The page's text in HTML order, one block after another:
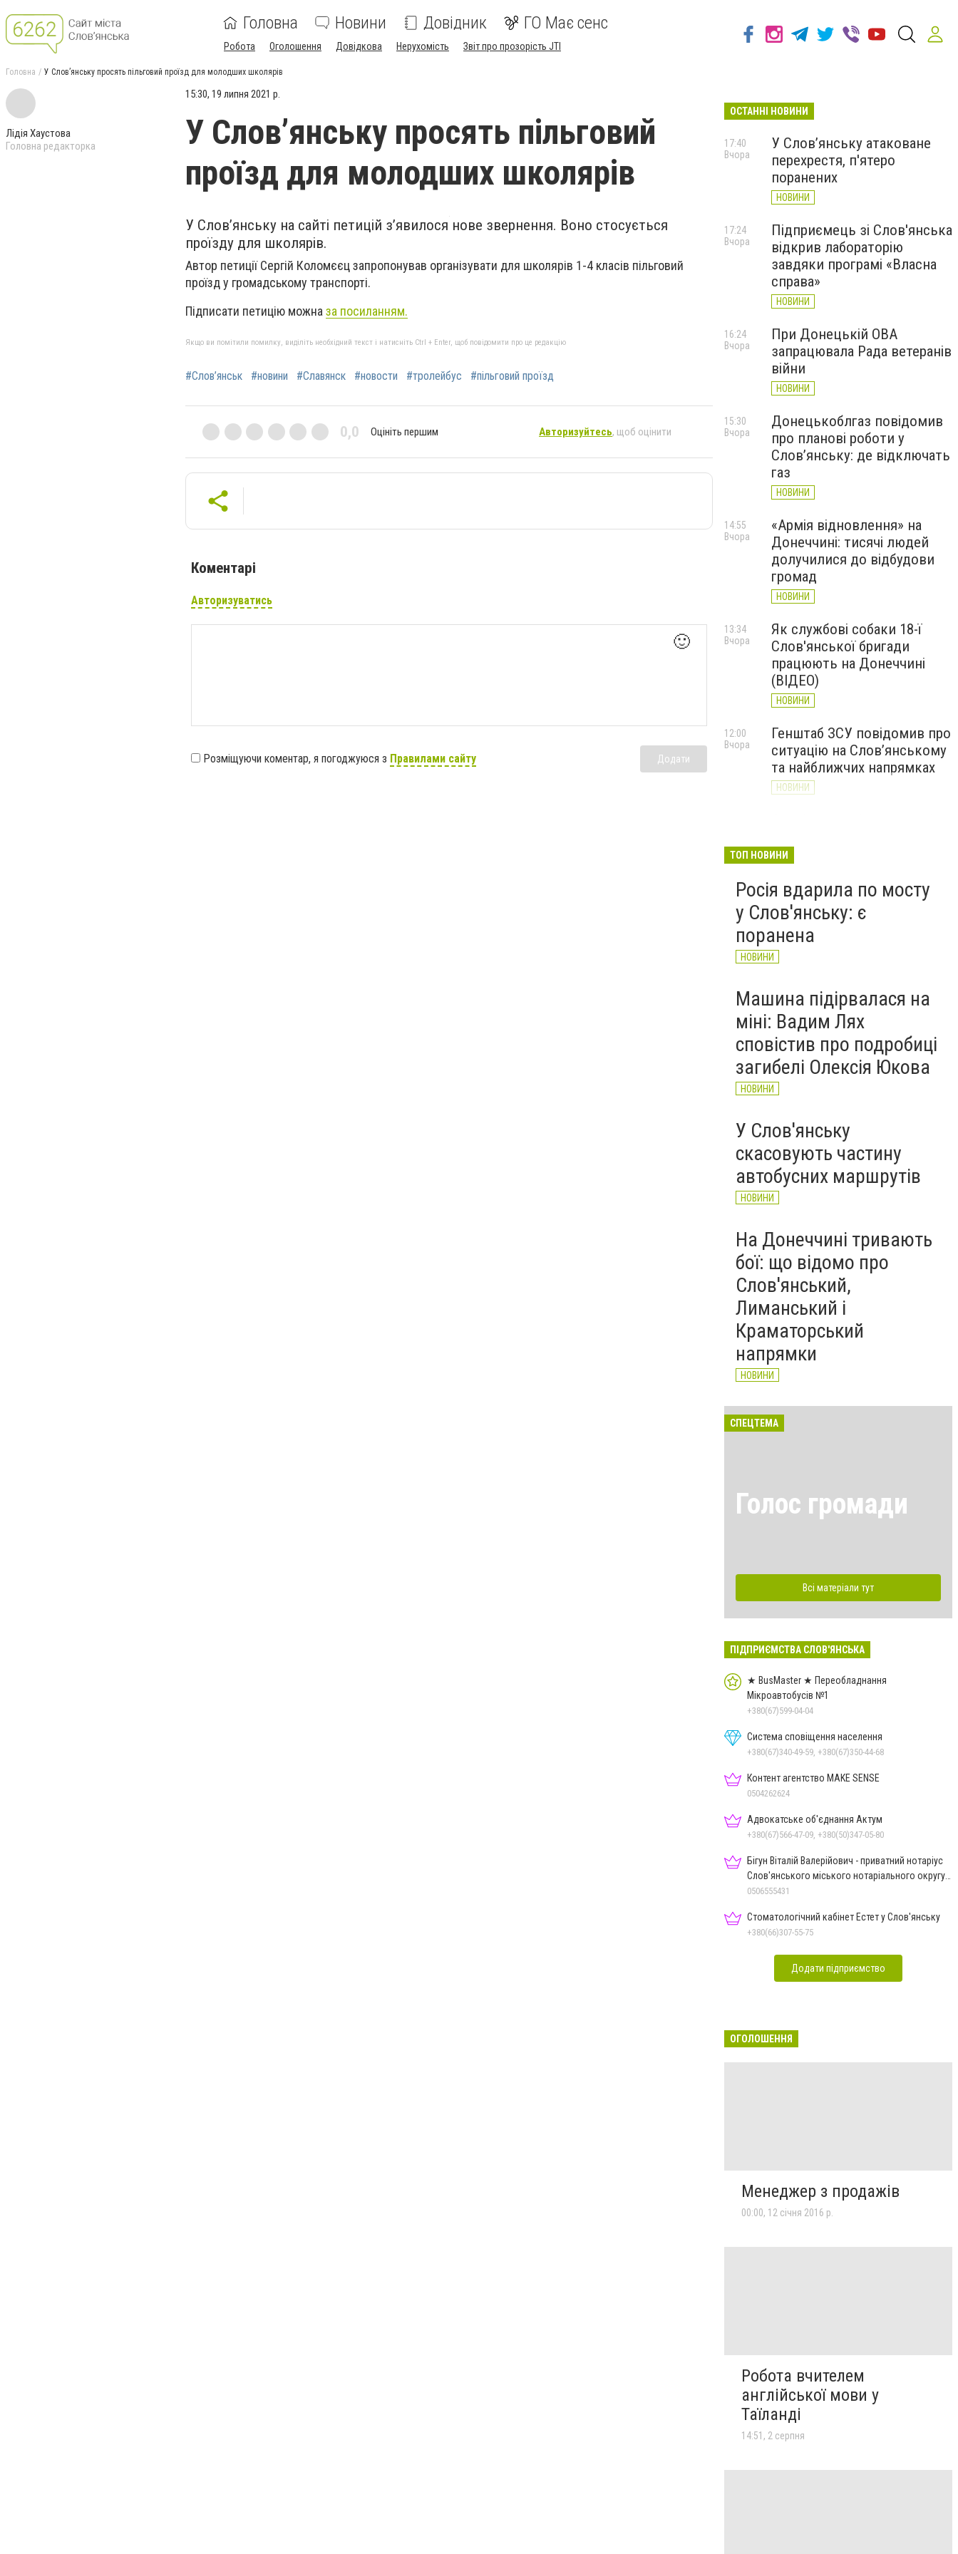
Головна Новини Довідник ГО Має сенс
Робота Оголошення Довідкова Нерухомість Звіт про прозорість JTI
Головна У Слов’янську просять пільговий проїзд для молодших школярів
Лідія Хаустова
Головна редакторка
15:30, 19 липня 2021 р.
У Слов’янську просять пільговий
проїзд для молодших школярів
У Слов’янську на сайті петицій з’явилося нове звернення. Воно стосується
проїзду для школярів.
Автор петиції Сергій Коломєєц запропонував організувати для школярів 1-4 класів пільговий
проїзд у громадському транспорті.
Підписати петицію можна за посиланням.
Якщо ви помітили помилку, виділіть необхідний текст і натисніть Ctrl + Enter, щоб повідомити про це редакцію
#Слов’янськ #новини #Славянск #новости #тролейбус #пільговий проїзд
0,0 Оцініть першим Авторизуйтесь, щоб оцінити
Коментарі
Авторизуватись
🙂
Розміщуючи коментар, я погоджуюся з Правилами сайту Додати
ОСТАННІ НОВИНИ
У Слов’янську атаковане
перехрестя, п'ятеро
поранених
НОВИНИ
17:40
Вчора
Підприємець зі Слов'янська
відкрив лабораторію
завдяки програмі «Власна
справа»
НОВИНИ
17:24
Вчора
При Донецькій ОВА
запрацювала Рада ветеранів
війни
НОВИНИ
16:24
Вчора
Донецькоблгаз повідомив
про планові роботи у
Слов’янську: де відключать
газ
НОВИНИ
15:30
Вчора
«Армія відновлення» на
Донеччині: тисячі людей
долучилися до відбудови
громад
НОВИНИ
14:55
Вчора
Як службові собаки 18-ї
Слов'янської бригади
працюють на Донеччині
(ВІДЕО)
НОВИНИ
13:34
Вчора
Генштаб ЗСУ повідомив про
ситуацію на Слов’янському
та найближчих напрямках
НОВИНИ
12:00
Вчора
великої війни: 7 серпня
ТОП НОВИНИ
Росія вдарила по мосту
у Слов'янську: є
поранена
НОВИНИ
Машина підірвалася на
міні: Вадим Лях
сповістив про подробиці
загибелі Олексія Юкова
НОВИНИ
У Слов'янську
скасовують частину
автобусних маршрутів
НОВИНИ
На Донеччині тривають
бої: що відомо про
Слов'янський,
Лиманський і
Краматорський
напрямки
НОВИНИ
СПЕЦТЕМА
Голос громади
Всі матеріали тут
ПІДПРИЄМСТВА СЛОВ'ЯНСЬКА
★ BusMaster ★ Переобладнання
Мікроавтобусів №1
+380(67)599-04-04
Система сповіщення населення
+380(67)340-49-59, +380(67)350-44-68
Контент агентство MAKE SENSE
0504262624
Адвокатське об'єднання Актум
+380(67)566-47-09, +380(50)347-05-80
Бігун Віталій Валерійович - приватний нотаріус
Слов'янського міського нотаріального округу
Дон.обл.
0506555431
Стоматологічний кабінет Естет у Слов'янську
+380(66)307-55-75
Додати підприємство
ОГОЛОШЕННЯ
Менеджер з продажів
00:00, 12 січня 2016 р.
Робота вчителем
англійської мови у
Таїланді
14:51, 2 серпня